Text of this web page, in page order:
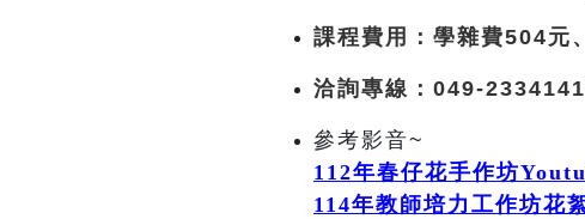
課程費用： 學雜費504元
洽詢專線：049-
參考影音~
112年春仔花手作坊
114年教師培力工作坊花